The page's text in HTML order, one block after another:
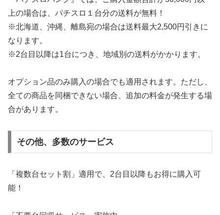
上の場合は、パチスロ１台分の送料が無料！
※北海道、沖縄、離島宛の場合は送料最大2,500円引きに
なります。
※2台目以降は1台につき、地域別の送料がかかります。
オプション品のみ購入の場合でも適用されます。ただし、
全ての商品を同梱できない場合、追加の料金が発生する場
合があります。
その他、多数のサービス
「複数台セット割」適用で、2台目以降もお得に購入可
能！